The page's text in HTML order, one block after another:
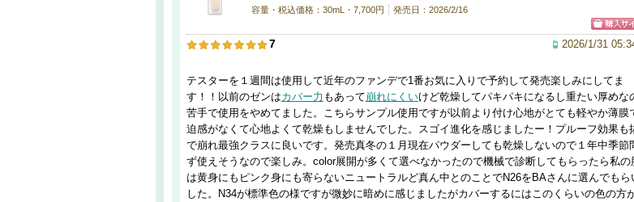
容量・税込価格：30mL・7,700円
発売日：2026/2/16
7 2026/1/31
テスターを１週間は使用して近年のファンデで1番お気に入りで予約して発売楽しみにしてま
す！！以前のゼンはカバー力 もあって崩れにくいけど乾燥してパキパキになるし重たい厚めな
苦手で使用をやめてました。こちらサンプル使用ですが以前より付け心地がとても軽やか薄膜
迫感がなくて心地よくて乾燥もしませんでした。スゴイ進化を感じましたー！プルーフ効果も
で崩れ最強クラスに良いです。発売真冬の１月現在パウダーしても乾燥しないので１年中季節
ず使えそうなので楽しみ。color展開が多くて選べなかったので機械で診断してもらったら私の
は黄身にもピンク身にも寄らないニュートラルど真ん中とのことでN26をBAさんに選んでもら
した。N34が標準色の様ですが微妙に暗めに感じましたがカバーするにはこのくらいの色の方